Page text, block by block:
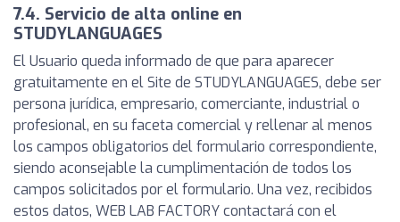
7.4. Servicio de alta online en
STUDYLANGUAGES
El Usuario queda informado de que para aparecer
gratuitamente en el Site de STUDYLANGUAGES, debe ser
persona jurídica, empresario, comerciante, industrial o
profesional, en su faceta comercial y rellenar al menos
los campos obligatorios del formulario correspondiente,
siendo aconsejable la cumplimentación de todos los
campos solicitados por el formulario. Una vez, recibidos
estos datos, WEB LAB FACTORY contactará con el